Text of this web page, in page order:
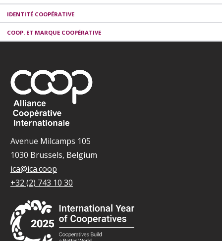
IDENTITÉ COOPÉRATIVE
COOP. ET MARQUE COOPÉRATIVE
Avenue Milcamps 105
1030 Brussels, Belgium
ica@ica.coop
+32 (2) 743 10 30